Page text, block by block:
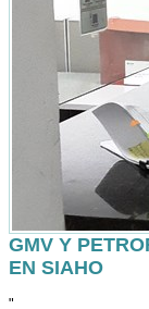
GMV Y
EN SIAHO
"